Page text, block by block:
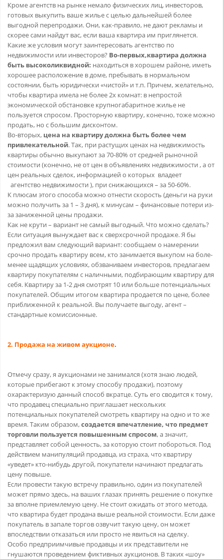
Кроме агентств на рынке немало физических лиц, инвесторов,
готовых выкупить ваше жилье с целью дальнейшей более
выгодной перепродажи. Они, как-правило, не дают рекламы и
скорее сами найдут вас, если ваша квартира им приглянется.
Какие же условия могут заинтересовать агентство по
недвижимости или инвесторов? Во-первых,квартира должна
быть высоколиквидной: находиться в хорошем районе, иметь
хорошее расположение в доме, пребывать в нормальном
состоянии, быть юридически «чистой» и т.п. Причем, желательно,
чтобы квартира имела не более 2х комнат: в непростой
экономической обстановке крупногабаритное жилье не
пользуется спросом. Просторную квартиру, конечно, тоже можно
продать, но с большим дисконтом.
Во-вторых, цена на квартиру должна быть более чем
привлекательной. Так, при растущих ценах на недвижимость
квартиры обычно выкупают за 70-80% от средней рыночной
стоимости (конечно, не от цен в объявлениях недвижимости , а от
цен реальных сделок, информацией о которых владеет
агентство недвижимости ), при снижающихся – за 50-60%.
К плюсам этого способа можно отнести скорость (деньги на руки
можно получить за 1 – 3 дня), к минусам – финансовые потери из-
за заниженной цены продажи.
Как не крути – вариант не самый выгодный. Что можно сделать?
Если ситуация вынуждает вас к сверхсрочной продаже. Я бы
предложил вам следующий вариант: сообщаем о намерении
срочно продать квартиру всем, кто занимается выкупом на боле-
менее щадящих условиях, обзваниваем инвесторов, предлагаем
квартиру покупателям с наличными, подбирающим квартиру для
себя. Квартиру за 1-2 дня смотрят 10 или больше потенциальных
покупателей. Общим итогом квартира продается по цене, более
приближенной к реальной. Вы получаете выгоду, агент –
стандартные комиссионные.
2. Продажа на живом аукционе.
Отмечу сразу, я аукционами не занимался (хотя знаю людей,
которые прибегают к этому способу продажи), поэтому
охарактеризую данный способ вкратце. Суть его сводится к тому,
что продавец специально приглашает нескольких
потенциальных покупателей смотреть квартиру на одно и то же
время. Таким образом,создается впечатление, что предмет
торговли пользуется повышенным спросом, а значит,
представляет собой ценность, за которую стоит побороться. Под
действием манипуляций продавца, из страха, что квартиру
«уведет» кто-нибудь другой, покупатели начинают предлагать
цену повыше.
Если провести такую встречу правильно, один из покупателей
может прямо здесь, на ваших глазах принять решение о покупке
за вполне приемлемую цену. Не стоит ожидать от этого метода,
что квартира будет продана выше реальной стоимости. Если даже
покупатель в запале торгов озвучит такую цену, он может
впоследствии отказаться или просто не явиться на сделку.
Особо предприимчивые продавцы и их представители не
гнушаются проведением фиктивных аукционов. В таких «шоу»